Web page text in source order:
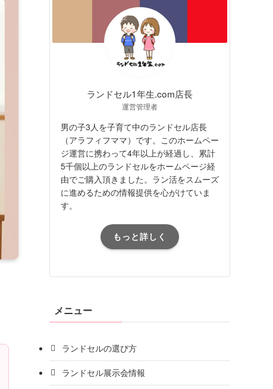
ランドセル1年生.com店長
運営管理者
男の子3人を子育て中のランドセル店長
（アラフィフママ）です。このホームペー
ジ運営に携わって4年以上が経過し、累計
5千個以上のランドセルをホームページ経
由でご購入頂きました。ラン活をスムーズ
に進めるための情報提供を心がけていま
す。
もっと詳しく
メニュー
ランドセルの選び方
ランドセル展示会情報